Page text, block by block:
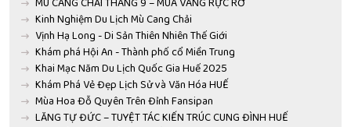
Kinh Nghiệm Du Lịch Mù Cang Chải
Vịnh Hạ Long - Di Sản Thiên Nhiên Thế Giới
Khám phá Hội An - Thành phố cổ Miền Trung
Khai Mạc Năm Du Lịch Quốc Gia Huế 2025
Khám Phá Vẻ Đẹp Lịch Sử và Văn Hóa HUẾ
Mùa Hoa Đỗ Quyên Trên Đỉnh Fansipan
LĂNG TỰ ĐỨC – TUYỆT TÁC KIẾN TRÚC CUNG ĐÌNH HUẾ